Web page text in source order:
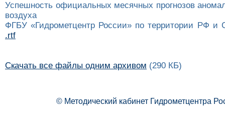
Успешность официальных месячных прогнозов
воздуха
ФГБУ «Гидрометцентр России» по территории РФ
.rtf
Скачать все файлы одним архивом (290 КБ)
© Методический кабинет Гидрометцентра